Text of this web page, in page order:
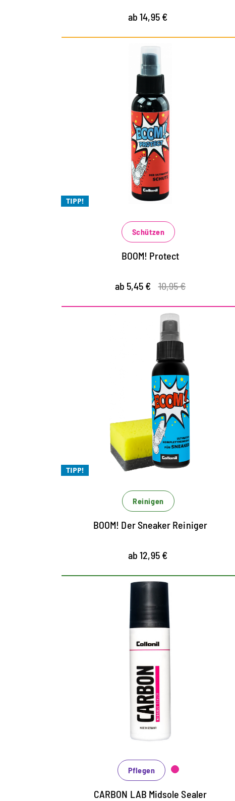
ab 14,95 €
TIPP!
Der ultimative Schutz für
deine Sneaker
extremer Schutz gegen Nässe und
für alle Materialien: Glatt- und Rauleder,
Textil und Synthetik
die Atmungsaktivität des Materials bleibt
Schützen
BOOM! Protect
ab 5,45 € 10,95 €
TIPP!
Die Komplettreinigung für
jeden Sneaker
der coolste Allround-Cleaner für Sneaker
mit Magic 4 Formel
Reinigen
BOOM! Der Sneaker Reiniger
ab 12,95 €
Versiegelung für
Mittelsohlen
speziell für Sportschuhe und Sneaker
hocheffektive Versiegelung der
schützt wirkungsvoll vor Verschmutzungen
Pflegen
CARBON LAB Midsole Sealer